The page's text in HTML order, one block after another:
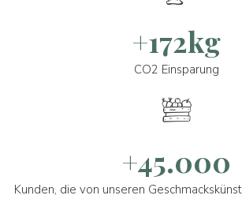
+172kg
CO2 Einsparung
+45.000
Kunden, die von unseren